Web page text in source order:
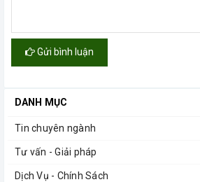
Gửi bình luận
DANH MỤC
Tin chuyên ngành
Tư vấn - Giải pháp
Dịch Vụ - Chính Sách